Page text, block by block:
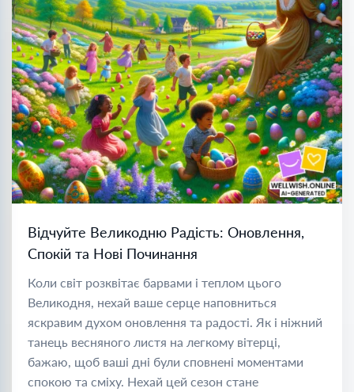
Відчуйте Великодню Радість: Оновлення,
Спокій та Нові Починання
Коли світ розквітає барвами і теплом цього
Великодня, нехай ваше серце наповниться
яскравим духом оновлення та радості. Як і ніжний
танець весняного листя на легкому вітерці,
бажаю, щоб ваші дні були сповнені моментами
спокою та сміху. Нехай цей сезон стане